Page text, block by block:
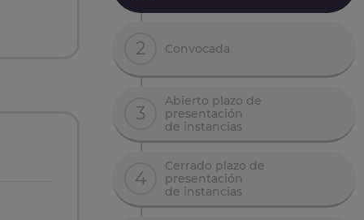
2 Convocada
3
Abierto plazo de
presentación
de instancias
4
Cerrado plazo de
presentación
de instancias